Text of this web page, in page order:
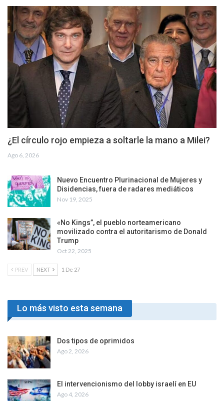
¿El círculo rojo empieza a soltarle la mano a Milei?
Ago 6, 2026
Nuevo Encuentro Plurinacional de Mujeres y
Disidencias, fuera de radares mediáticos
Nov 19, 2025
«No Kings”, el pueblo norteamericano
movilizado contra el autoritarismo de Donald
Trump
Oct 22, 2025
PREV NEXT 1 De 27
Lo más visto esta semana
Dos tipos de oprimidos
Ago 2, 2026
El intervencionismo del lobby israelí en EU
Ago 4, 2026